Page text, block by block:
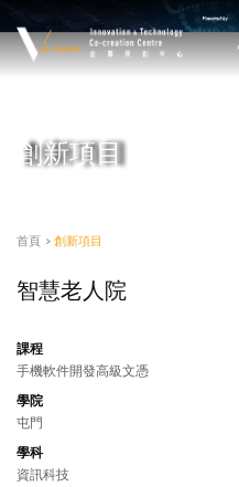
創新項目
首頁 > 創新項目
智慧老人院
課程
手機軟件開發高級文憑
學院
屯門
學科
資訊科技